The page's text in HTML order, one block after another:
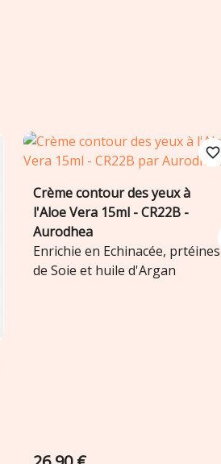
Ajouter au panier
favorite_border
Crème contour des yeux à
l'Aloe Vera 15ml - CR22B -
Aurodhea
Enrichie en Echinacée, prtéines
de Soie et huile d'Argan